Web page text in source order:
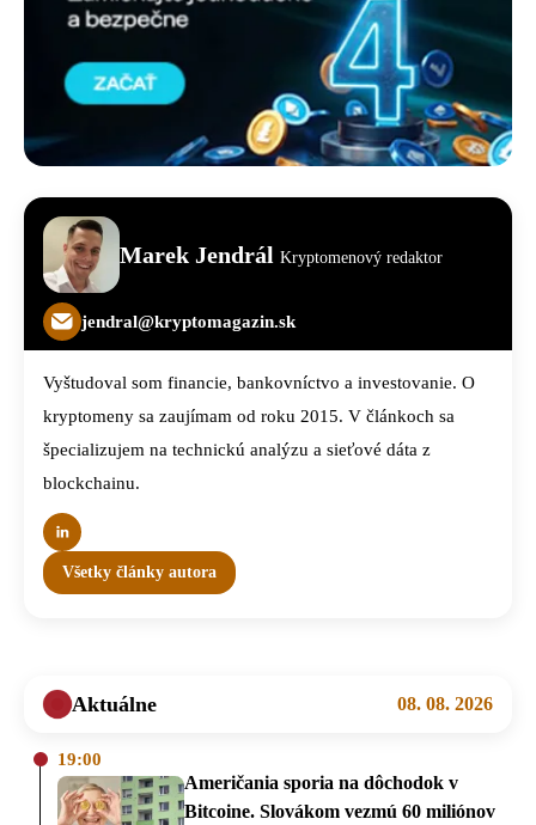
Marek Jendrál Kryptomenový redaktor
jendral@kryptomagazin.sk
Vyštudoval som financie, bankovníctvo a investovanie. O
kryptomeny sa zaujímam od roku 2015. V článkoch sa
špecializujem na technickú analýzu a sieťové dáta z
blockchainu.
Všetky články autora
Aktuálne 08. 08. 2026
19:00
Američania sporia na dôchodok v
Bitcoine. Slovákom vezmú 60 miliónov